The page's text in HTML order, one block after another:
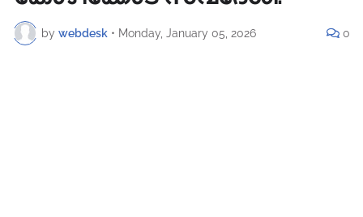
by webdesk • Monday, January 05, 2026 0